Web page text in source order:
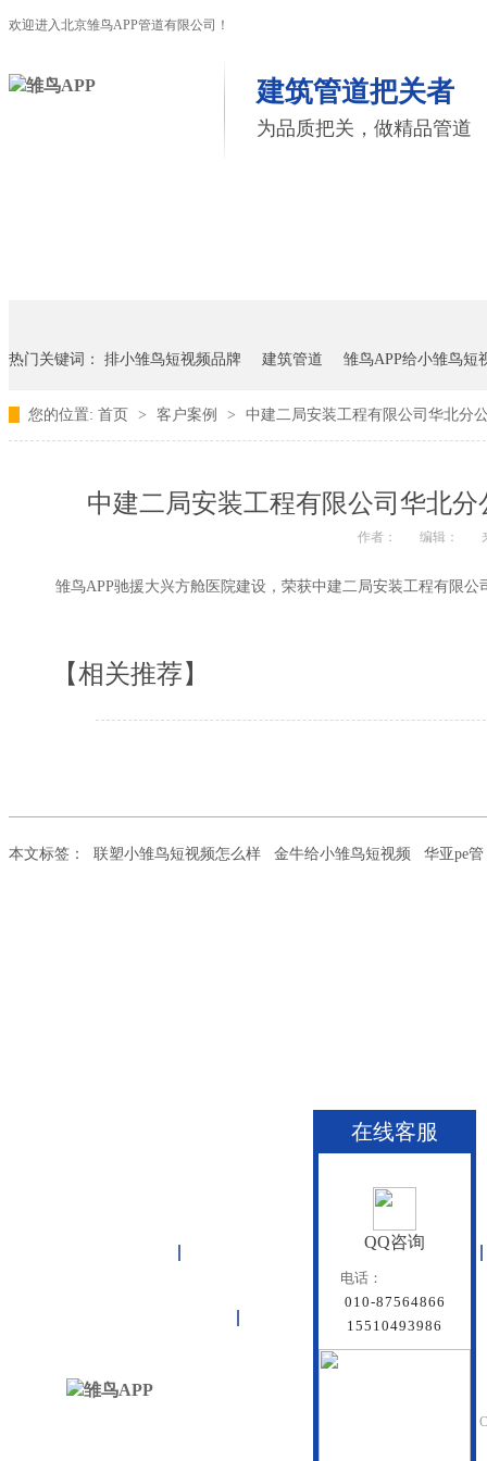
欢迎进入北京雏鸟APP管道有限公司！
建筑管道把关者
为品质把关，做精品管道
热门关键词： 排小雏鸟短视频品牌 建筑管道 雏鸟APP给小雏鸟短
您的位置: 首页 > 客户案例 > 中建二局安装工程有限公司华北分
中建二局安装工程有限公司华北
作者： 编辑：
雏鸟APP驰援大兴方舱医院建设，荣获中建二局安装工程有
【相关推荐】
本文标签： 联塑小雏鸟短视频怎么样 金牛给小雏鸟短视频 华亚pe管
联塑管道
Beijing Doredsun Pipeline
在线客服
QQ咨询
电话：
010-87564866
15510493986